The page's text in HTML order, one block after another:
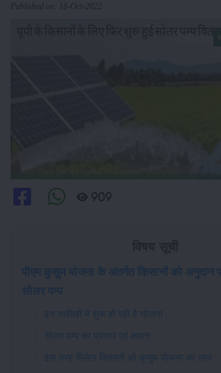
Published on: 18-Oct-2022
909
पीएम कुसुम योजना के अंतर्गत किसानों को अनुदान
सोलर पम्प
इन तारीखों में शुरू हो रही है योजना :
सोलर पम्प का प्रकार एवं क्षमता :
इस तरह मिलेगा किसानों को कुसुम योजना का लाभ :